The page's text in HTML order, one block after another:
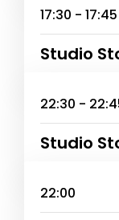
17:30 - 17:45
Studio
22:30 -
Studio
22:00